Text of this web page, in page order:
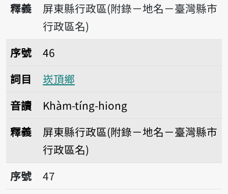
釋義
屏東縣行政區(附錄－地名－臺灣縣市
行政區名)
序號46崁頂鄉
序號
46
詞目
崁頂鄉
音讀
Khàm-tíng-hiong
釋義
屏東縣行政區(附錄－地名－臺灣縣市
行政區名)
序號47口湖鄉
序號
47